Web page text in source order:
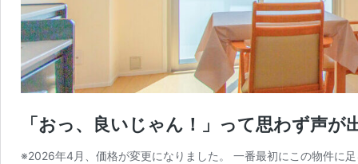
「おっ、良いじゃん！」って思わず声が
※2026年4月、価格が変更になりました。 一番最初にこの物件に